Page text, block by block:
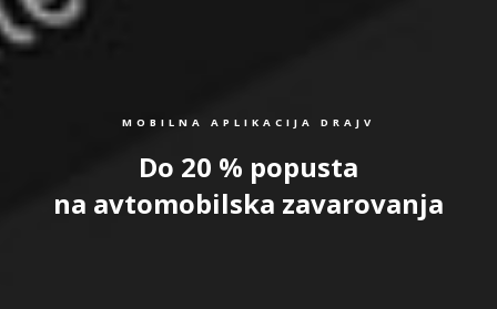
MOBILNA APLIKACIJA DRAJV
Do 20 % popusta
na avtomobilska zavarovanja